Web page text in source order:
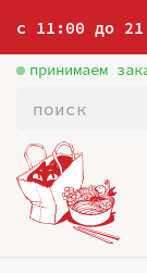
с 11:00 до
принимаем